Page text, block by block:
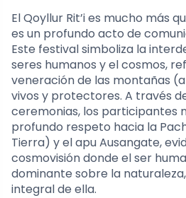
El Qoyllur Rit’i es mucho más
es un profundo acto de
Este festival simboliza la
seres humanos y el cosmos,
veneración de las montañas
vivos y protectores. A través
ceremonias, los participantes
profundo respeto hacia la
Tierra) y el apu Ausangate,
cosmovisión donde el ser
dominante sobre la
integral de ella.